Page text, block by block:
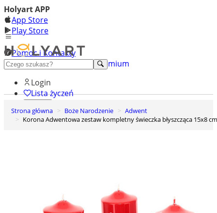
Holyart APP
App Store
Play Store
Pomoc i Kontakty
+48 222 922 860
Odkryj premium
Login
Lista życzeń
0
Koszyk
Strona główna Boże Narodzenie
Adwent
Korona Adwentowa zestaw kompletny świeczka błyszcząca 15x8 cm